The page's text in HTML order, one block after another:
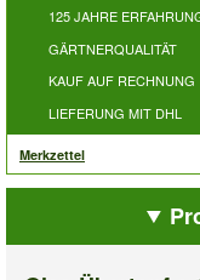
125 JAHRE
GÄRTNERQUALITÄT
KAUF AUF RECHNUNG
LIEFERUNG MIT DHL
Merkzettel